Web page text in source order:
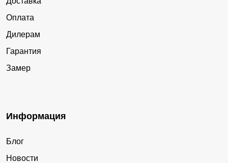
Оплата
Дилерам
Гарантия
Замер
Информация
Блог
Новости